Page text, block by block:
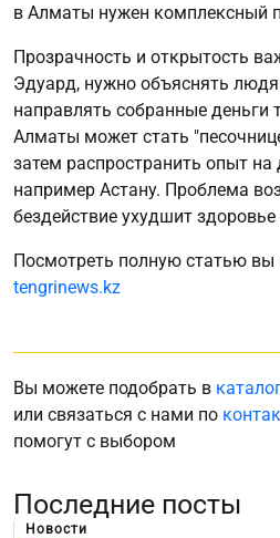
в Алматы нужен комплексный
Прозрачность и открытость
Эдуард, нужно объяснять
направлять собранные деньги
Алматы может стать
затем распространить опыт на
например Астану. Проблема
бездействие ухудшит
Посмотреть полную статью вы
tengrinews.kz
Вы можете подобрать в
или связаться с нами по
помогут с выбором
Последние посты
Новости